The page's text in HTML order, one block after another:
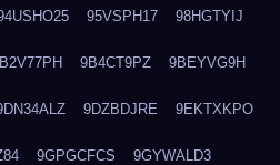
95VSPH17 98HGTYIJ
9B4CT9PZ 9BEYVG9H
9DZBDJRE 9EKTXKPO
9GPGCFCS 9GYWALD3